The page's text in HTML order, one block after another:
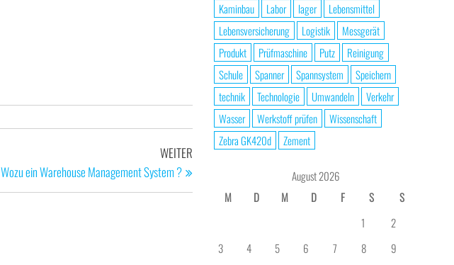
Nächster
Beitrag
WEITER
Wozu ein Warehouse Management System ?
Kaminbau
Labor lager
Lebensmittel
Lebensversicherung
Logistik
Messgerät
Produkt
Prüfmaschine Putz
Reinigung
Schule
Spanner Spannsystem
Speichern
technik
Technologie Umwandeln
Verkehr
Wasser
Werkstoff prüfen
Wissenschaft
Zebra GK420d
Zement
August 2026
M
D M D F S
S
1
2
3
4 5 6 7 8
9